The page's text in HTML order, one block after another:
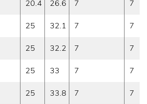
20.4 26.6 7 7
25 32.1 7 7
25 32.2 7 7
25 33 7 7
25 33.8 7 7